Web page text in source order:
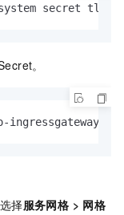
secret tls
。
择服务网格 > 网格